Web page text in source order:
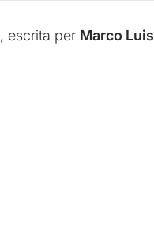
, escrita per Marco Luis